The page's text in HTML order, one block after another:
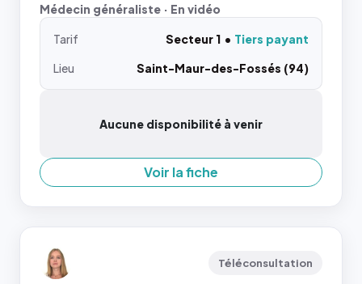
Médecin généraliste · En vidéo
Tarif Secteur 1
Tiers payant
Lieu
Saint-Maur-des-Fossés (94)
Aucune disponibilité à venir
Voir la fiche
Téléconsultation